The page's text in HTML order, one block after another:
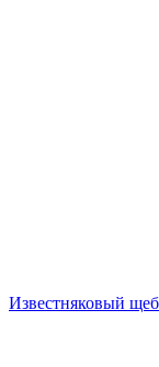
Известняковый